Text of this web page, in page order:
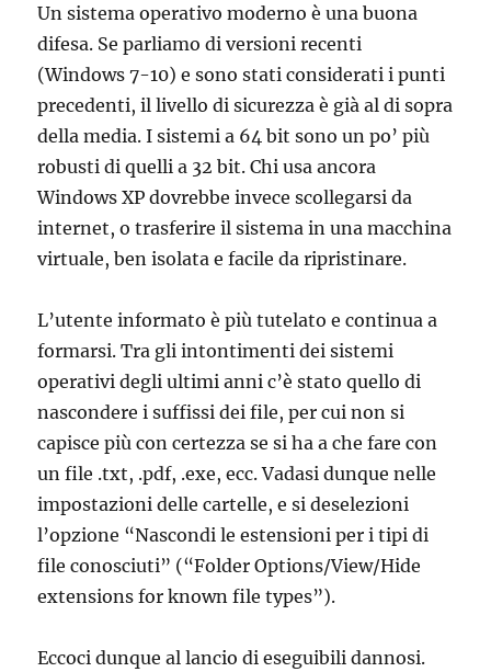
Un sistema operativo moderno è una buona
difesa. Se parliamo di versioni recenti
(Windows 7-10) e sono stati considerati i punti
precedenti, il livello di sicurezza è già al di sopra
della media. I sistemi a 64 bit sono un po’ più
robusti di quelli a 32 bit. Chi usa ancora
Windows XP dovrebbe invece scollegarsi da
internet, o trasferire il sistema in una macchina
virtuale, ben isolata e facile da ripristinare.
L’utente informato è più tutelato e continua a
formarsi. Tra gli intontimenti dei sistemi
operativi degli ultimi anni c’è stato quello di
nascondere i suffissi dei file, per cui non si
capisce più con certezza se si ha a che fare con
un file .txt, .pdf, .exe, ecc. Vadasi dunque nelle
impostazioni delle cartelle, e si deselezioni
l’opzione “Nascondi le estensioni per i tipi di
file conosciuti” (“Folder Options/View/Hide
extensions for known file types”).
Eccoci dunque al lancio di eseguibili dannosi.